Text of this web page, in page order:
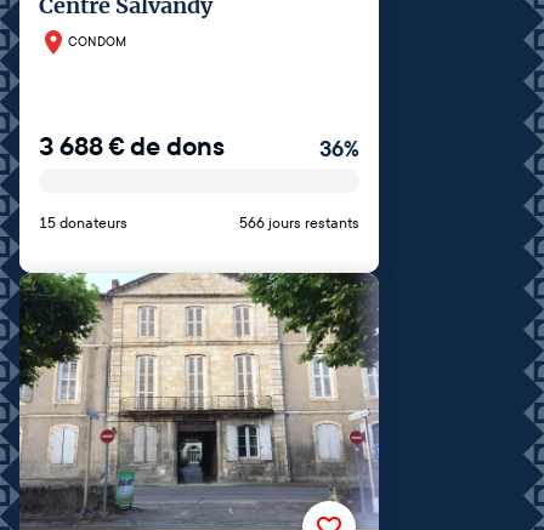
Centre Salvandy
CONDOM
3 688€de dons 36%
15 donateurs 566 jours restants